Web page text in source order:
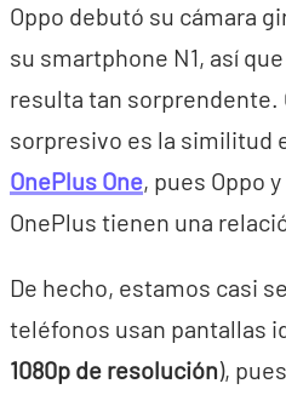
Oppo debutó su cámara
su smartphone N1, así
resulta tan sorprendente.
sorpresivo es la similitud
OnePlus One, pues Oppo
OnePlus tienen una
De hecho, estamos casi
teléfonos usan pantallas
1080p de resolución),